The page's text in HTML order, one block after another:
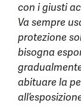
con i giusti
Va sempre
protezione
bisogna
abituare la